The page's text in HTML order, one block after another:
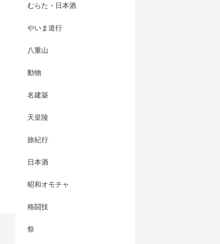
むらた・日本酒
やいま道行
八重山
動物
名建築
天皇陵
旅紀行
日本酒
昭和オモチャ
格闘技
祭